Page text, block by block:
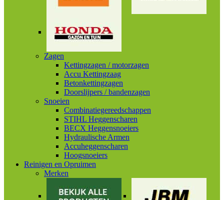
Zagen
Kettingzagen / motorzagen
Accu Kettingzaag
Betonkettingzagen
Doorslijpers / bandenzagen
Snoeien
Combinatiegereedschappen
STIHL Heggenscharen
BECX Heggensnoeiers
Hydraulische Armen
Accuheggenscharen
Hoogsnoeiers
Reinigen en Opruimen
Merken